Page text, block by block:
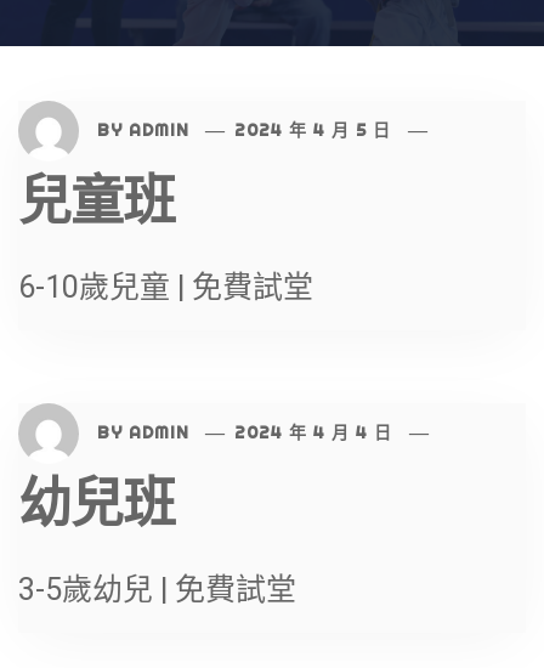
BY ADMIN 2024 年 4 月 5 日
兒童班
6-10歲兒童 | 免費試堂
BY ADMIN 2024 年 4 月 4 日
幼兒班
3-5歲幼兒 | 免費試堂